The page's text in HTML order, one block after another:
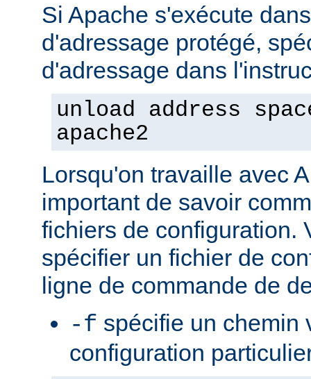
Si Apache s'exécute
d'adressage protégé,
d'adressage dans
unload address
apache2
Lorsqu'on travaille avec
important de savoir
fichiers de configuration.
spécifier un fichier de
ligne de commande de
-f spécifie un chemin
configuration